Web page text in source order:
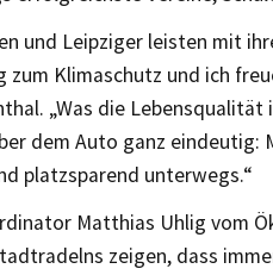
und Leipziger leisten mit
Klimaschutz und ich
„Was die
dem Auto ganz eindeutig:
platzsparend unterwegs.“
Matthias Uhlig vom
zeigen, dass